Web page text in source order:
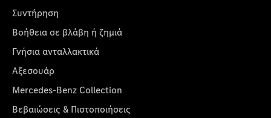
Συντήρηση
Βοήθεια σε βλάβη ή ζημιά
Γνήσια ανταλλακτικά
Αξεσουάρ
Mercedes-Benz Collection
Βεβαιώσεις & Πιστοποιήσεις